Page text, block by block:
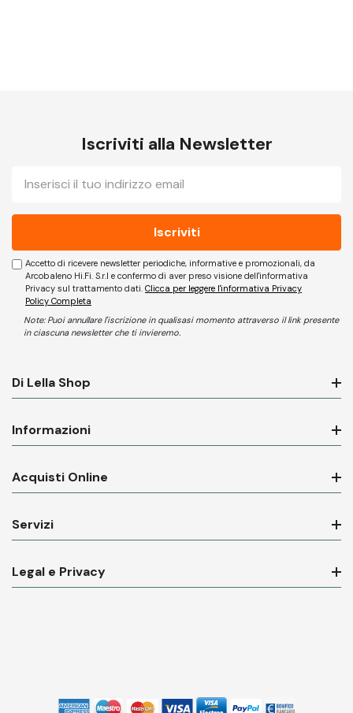
Iscriviti alla Newsletter
Accetto di ricevere newsletter periodiche, informative e promozionali, da
Arcobaleno Hi.Fi. S.r.l e confermo di aver preso visione dell'informativa
Privacy sul trattamento dati. Clicca per leggere l'informativa Privacy
Policy Completa
Note: Puoi annullare l'iscrizione in qualisasi momento attraverso il link presente
in ciascuna newsletter che ti invieremo.
Di Lella Shop
Informazioni
Acquisti Online
Servizi
Legal e Privacy